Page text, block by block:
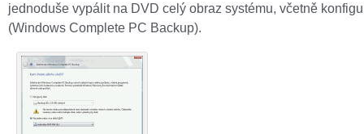
jednoduše vypálit na DVD celý obraz systému, včetně
(Windows Complete PC Backup).